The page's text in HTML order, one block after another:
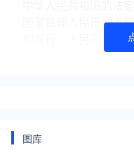
国家管理人民币的主
和发行。人民币的单
分。1元等于10角，1
图库